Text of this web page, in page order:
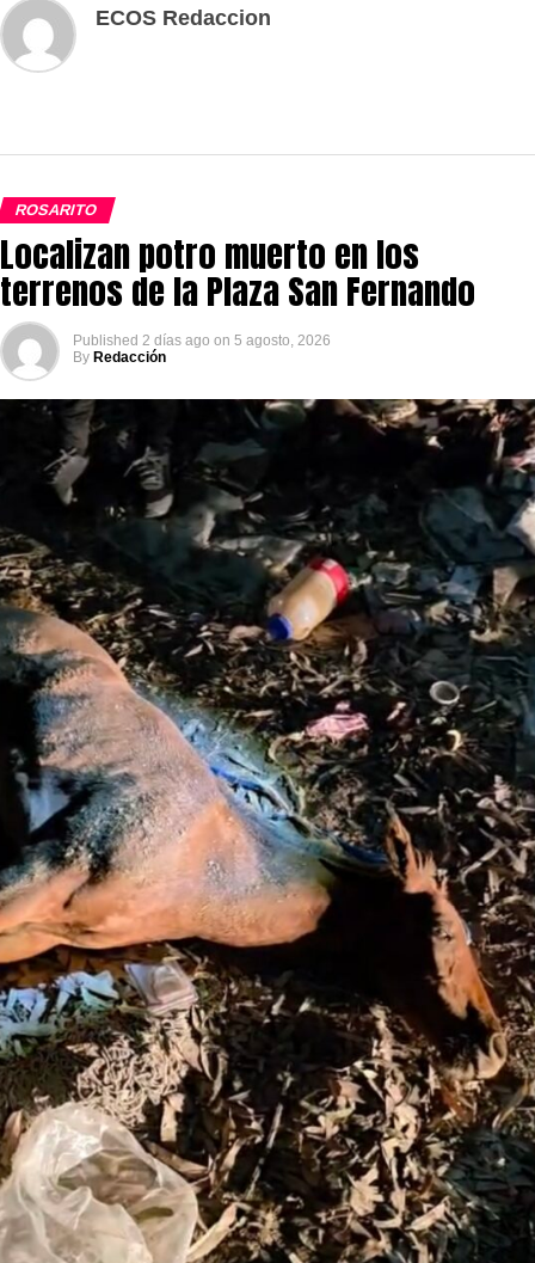
ECOS Redaccion
ROSARITO
Localizan potro muerto en los
terrenos de la Plaza San Fernando
Published 2 días ago on 5 agosto, 2026
By Redacción